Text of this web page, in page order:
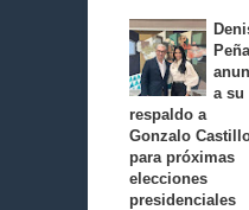
Peña
a su
respaldo a
Gonzalo
para próximas
elecciones
presidenciales